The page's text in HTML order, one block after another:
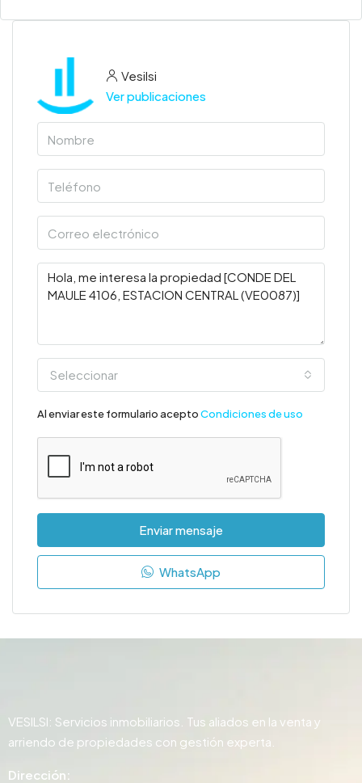
Vesilsi
Ver publicaciones
Seleccionar
Al enviar este formulario aceptoCondiciones de uso
Enviar mensaje
WhatsApp
VESILSI: Servicios inmobiliarios. Tus aliados en la venta y
arriendo de propiedades con gestión experta.
Dirección: